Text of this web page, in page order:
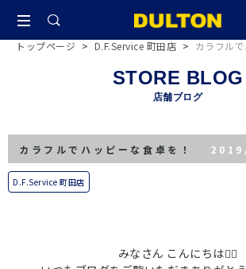
トップページ > D.F.Service 町田店 > カラフル
STORE BLOG
店舗ブログ
カラフルでハッピーな食卓を！
D.F.Service 町田店
みなさん こんにちは🙋‍♀️